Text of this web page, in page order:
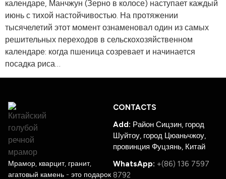
календаре, Манчжун (Зерно в колосе) наступает каждый
июнь с тихой настойчивостью. На протяжении
тысячелетий этот момент ознаменовал один из самых
решительных переходов в сельскохозяйственном
календаре: когда пшеница созревает и начинается
посадка риса…
Мрамор, кварцит, гранит,
агатовый камень - это подарок
CONTACTS
Add: Район Сицзин, город
Шуйтоу, город Цюаньчжоу,
провинция Фуцзянь, Китай
WhatsApp: +(86) 136 7597
8792